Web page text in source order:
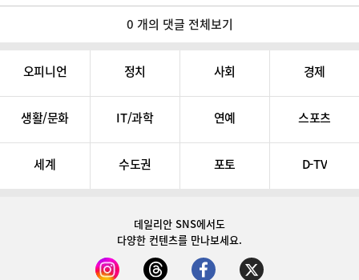
0 개의 댓글 전체보기
오피니언 정치 사회 경제
생활/문화 IT/과학 연예 스포츠
세계 수도권 포토 D-TV
데일리안 SNS에서도
다양한 컨텐츠를 만나보세요.